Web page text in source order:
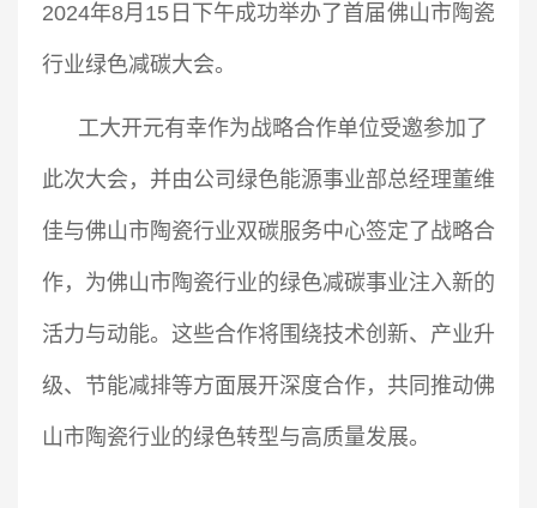
2024年8月15日下午成功举办了首届佛山市陶瓷
行业绿色减碳大会。
工大开元有幸作为战略合作单位受邀参加了
此次大会，并由公司绿色能源事业部总经理董维
佳与佛山市陶瓷行业双碳服务中心签定了战略合
作，为佛山市陶瓷行业的绿色减碳事业注入新的
活力与动能。这些合作将围绕技术创新、产业升
级、节能减排等方面展开深度合作，共同推动佛
山市陶瓷行业的绿色转型与高质量发展。